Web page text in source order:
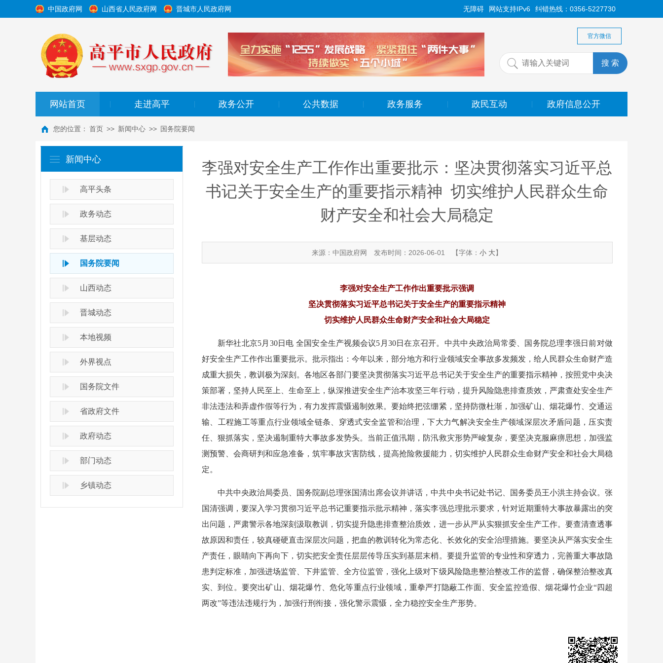
中国政府网 山西省人民政府网 晋城市人民政府网 纠错热线：0356-5227730
网站支持IPv6
无障碍
官方微信
网站首页 走进高平 政务公开 公共数据 政务服务 政民互动 政府信息公开
您的位置： 首页 >> 新闻中心 >> 国务院要闻
新闻中心
高平头条
政务动态
基层动态
国务院要闻
山西动态
晋城动态
本地视频
外界视点
国务院文件
省政府文件
政府动态
部门动态
乡镇动态
李强对安全生产工作作出重要批示：坚决贯彻落实习近平总
书记关于安全生产的重要指示精神 切实维护人民群众生命
财产安全和社会大局稳定
来源：中国政府网 发布时间：2026-06-01 【字体：小 大】
李强对安全生产工作作出重要批示强调
坚决贯彻落实习近平总书记关于安全生产的重要指示精神
切实维护人民群众生命财产安全和社会大局稳定
新华社北京5月30日电 全国安全生产视频会议5月30日在京召开。中共中央政治局常委、国务院总理李强日前对做
好安全生产工作作出重要批示。批示指出：今年以来，部分地方和行业领域安全事故多发频发，给人民群众生命财产造
成重大损失，教训极为深刻。各地区各部门要坚决贯彻落实习近平总书记关于安全生产的重要指示精神，按照党中央决
策部署，坚持人民至上、生命至上，纵深推进安全生产治本攻坚三年行动，提升风险隐患排查质效，严肃查处安全生产
非法违法和弄虚作假等行为，有力发挥震慑遏制效果。要始终把弦绷紧，坚持防微杜渐，加强矿山、烟花爆竹、交通运
输、工程施工等重点行业领域全链条、穿透式安全监管和治理，下大力气解决安全生产领域深层次矛盾问题，压实责
任、狠抓落实，坚决遏制重特大事故多发势头。当前正值汛期，防汛救灾形势严峻复杂，要坚决克服麻痹思想，加强监
测预警、会商研判和应急准备，筑牢事故灾害防线，提高抢险救援能力，切实维护人民群众生命财产安全和社会大局稳
定。
中共中央政治局委员、国务院副总理张国清出席会议并讲话，中共中央书记处书记、国务委员王小洪主持会议。张
国清强调，要深入学习贯彻习近平总书记重要指示批示精神，落实李强总理批示要求，针对近期重特大事故暴露出的突
出问题，严肃警示各地深刻汲取教训，切实提升隐患排查整治质效，进一步从严从实狠抓安全生产工作。要查清查透事
故原因和责任，较真碰硬直击深层次问题，把血的教训转化为常态化、长效化的安全治理措施。要坚决从严落实安全生
产责任，眼睛向下再向下，切实把安全责任层层传导压实到基层末梢。要提升监管的专业性和穿透力，完善重大事故隐
患判定标准，加强进场监管、下井监管、全方位监管，强化上级对下级风险隐患整治整改工作的监督，确保整治整改真
实、到位。要突出矿山、烟花爆竹、危化等重点行业领域，重拳严打隐蔽工作面、安全监控造假、烟花爆竹企业“四超
两改”等违法违规行为，加强行刑衔接，强化警示震慑，全力稳控安全生产形势。